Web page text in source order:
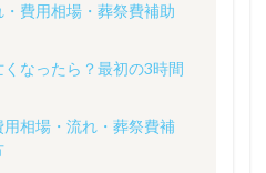
費用相場・葬祭費補助
なったら？最初の3時間
相場・流れ・葬祭費補